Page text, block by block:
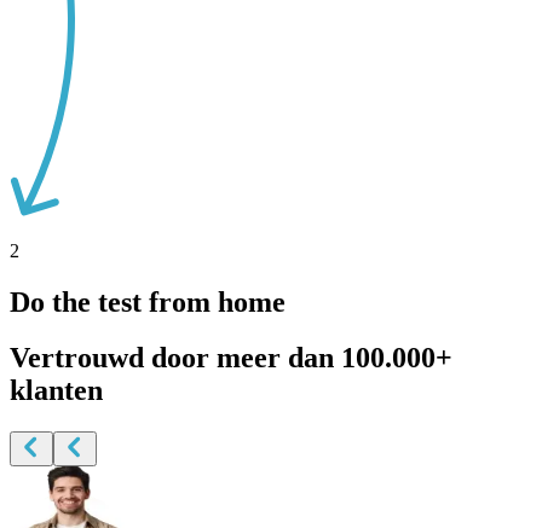
2
Do the test from home
Vertrouwd door meer dan 100.000+
klanten